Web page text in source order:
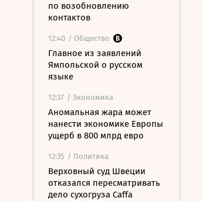
по возобновлению
контактов
12:40 / Общество
Главное из заявлений
Ямпольской о русском
языке
12:37 / Экономика
Аномальная жара может
нанести экономике Европы
ущерб в 800 млрд евро
12:35 / Политика
Верховный суд Швеции
отказался пересматривать
дело сухогруза Caffa